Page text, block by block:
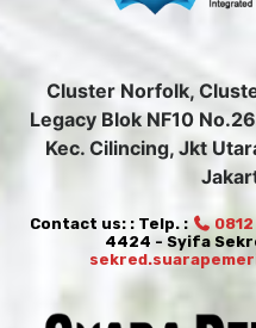
Cluster Norfolk,
Legacy Blok NF10
Kec. Cilincing, Jkt
Contact us: : Telp. :
4424 - Syifa